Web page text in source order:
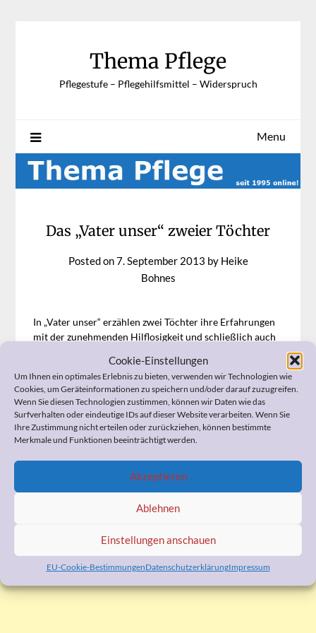
Cookie-Einstellungen
Um Ihnen ein optimales Erlebnis zu bieten, verwenden wir Technologien wie
Cookies, um Geräteinformationen zu speichern und/oder darauf zuzugreifen.
Wenn Sie diesen Technologien zustimmen, können wir Daten wie das
Surfverhalten oder eindeutige IDs auf dieser Website verarbeiten. Wenn Sie
Ihre Zustimmung nicht erteilen oder zurückziehen, können bestimmte
Merkmale und Funktionen beeinträchtigt werden.
Akzeptieren
Ablehnen
Einstellungen anschauen
EU-Cookie-BestimmungenDatenschutzerklärungImpressum
Thema Pflege
Pflegestufe – Pflegehilfsmittel – Widerspruch
Menu
Das „Vater unser“ zweier Töchter
Posted on7. September 2013 by Heike
Bohnes
In „Vater unser“ erzählen zwei Töchter ihre Erfahrungen
mit der zunehmenden Hilflosigkeit und schließlich auch
Betroffenenbericht, der sich von den üblichen
Selbsterfahrungsberichten pflegender Angehöriger
erfreulich abhebt. Die ausführliche Rezension zum Buch
lesen Sie aufwww.fachbuchrezension.de
WERBUNG